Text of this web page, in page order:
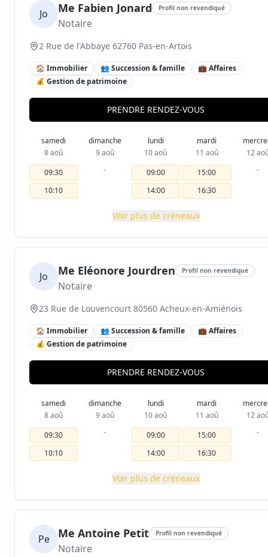
Jo Me Fabien Jonard Profil non revendiqué
Notaire
2 Rue de l'Abbaye 62760 Pas-en-Artois
🏠 Immobilier 👥 Succession & famille
💼 Affaires
💰 Gestion de patrimoine
PRENDRE RENDEZ-VOUS
samedi
8 aoû
09:30
10:10
dimanche
9 aoû
-
lundi
10 aoû
09:00
14:00
mardi
11 aoû
15:00
16:30
12
-
Voir plus de créneaux
Jo Me Eléonore Jourdren Profil non revendiqué
Notaire
23 Rue de Louvencourt 80560 Acheux-en-Amiénois
🏠 Immobilier 👥 Succession & famille
💼 Affaires
💰 Gestion de patrimoine
PRENDRE RENDEZ-VOUS
samedi
8 aoû
09:30
10:10
dimanche
9 aoû
-
lundi
10 aoû
09:00
14:00
mardi
11 aoû
15:00
16:30
12
-
Voir plus de créneaux
Pe Me Antoine Petit Profil non revendiqué
Notaire